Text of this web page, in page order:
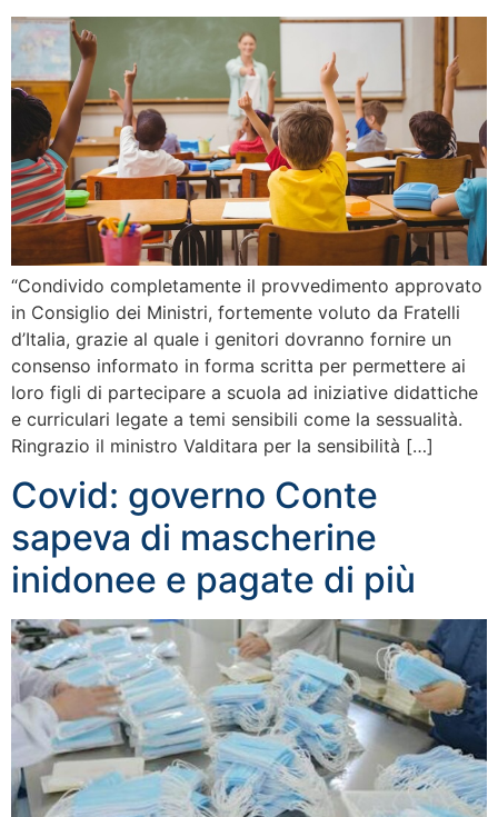
“Condivido completamente il provvedimento approvato
in Consiglio dei Ministri, fortemente voluto da Fratelli
d’Italia, grazie al quale i genitori dovranno fornire un
consenso informato in forma scritta per permettere ai
loro figli di partecipare a scuola ad iniziative didattiche
e curriculari legate a temi sensibili come la sessualità.
Ringrazio il ministro Valditara per la sensibilità […]
Covid: governo Conte
sapeva di mascherine
inidonee e pagate di più